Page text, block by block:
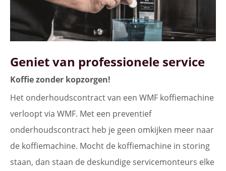
Geniet van professionele service
Koffie zonder kopzorgen!
Het onderhoudscontract van een WMF koffiemachine
verloopt via WMF. Met een preventief
onderhoudscontract heb je geen omkijken meer naar
de koffiemachine. Mocht de koffiemachine in storing
staan, dan staan de deskundige servicemonteurs elke